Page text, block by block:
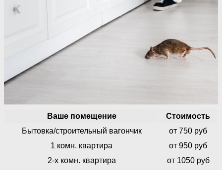
Ваше помещение
Стоимость
Бытовка/строительный вагончик
от 750 руб
1 комн. квартира
от 950 руб
2-х комн. квартира
от 1050 руб